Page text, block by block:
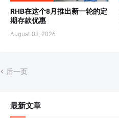
RHB在这个8月推出新一轮的定
期存款优惠
August 03, 2026
后一页
最新文章